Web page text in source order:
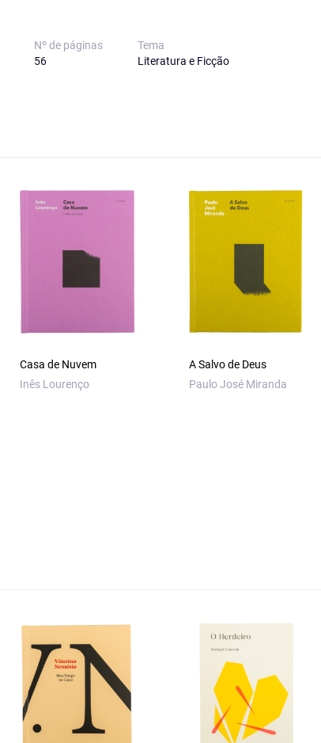
Nº de páginas
56
Tema
Literatura e Ficção
Casa de Nuvem
Inês Lourenço
A Salvo de Deus
Paulo José Miranda